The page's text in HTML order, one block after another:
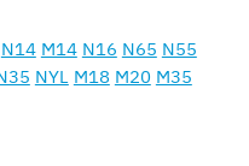
N14 M14 N16 N65 N55
NYL M18 M20 M35